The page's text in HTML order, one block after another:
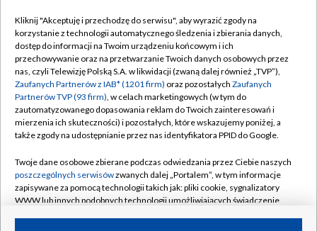
TVP
Abonament TVP
Emisja w TVP
Centrum informacji TVP
Naziemna Telewizja Cyfrowa
Rada Programowa
System NOS
Informacje o nadawcy
Regulamin TVP
Polityka prywatności
Moje zgody
Pomoc
Kontakt
Kanały
Kliknij "Akceptuję i przechodzę do serwisu", aby wyrazić zgody na
korzystanie z technologii automatycznego śledzenia i zbierania danych,
dostęp do informacji na Twoim urządzeniu końcowym i ich
przechowywanie oraz na przetwarzanie Twoich danych osobowych przez
nas, czyli Telewizję Polską S.A. w likwidacji (zwaną dalej również „TVP”),
Zaufanych Partnerów z IAB* (1201 firm) oraz pozostałych Zaufanych
Partnerów TVP (93 firm), w celach marketingowych (w tym do
zautomatyzowanego dopasowania reklam do Twoich zainteresowań i
mierzenia ich skuteczności) i pozostałych, które wskazujemy poniżej, a
także zgody na udostępnianie przez nas identyfikatora PPID do Google.
Twoje dane osobowe zbierane podczas odwiedzania przez Ciebie naszych
poszczególnych serwisówzwanych dalej „Portalem”, w tym informacje
zapisywane za pomocą technologii takich jak: pliki cookie, sygnalizatory
WWW lub innych podobnych technologii umożliwiających świadczenie